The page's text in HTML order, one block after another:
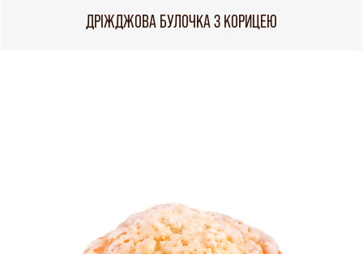
ДРІЖДЖОВА БУЛОЧКА З КОРИЦЕЮ